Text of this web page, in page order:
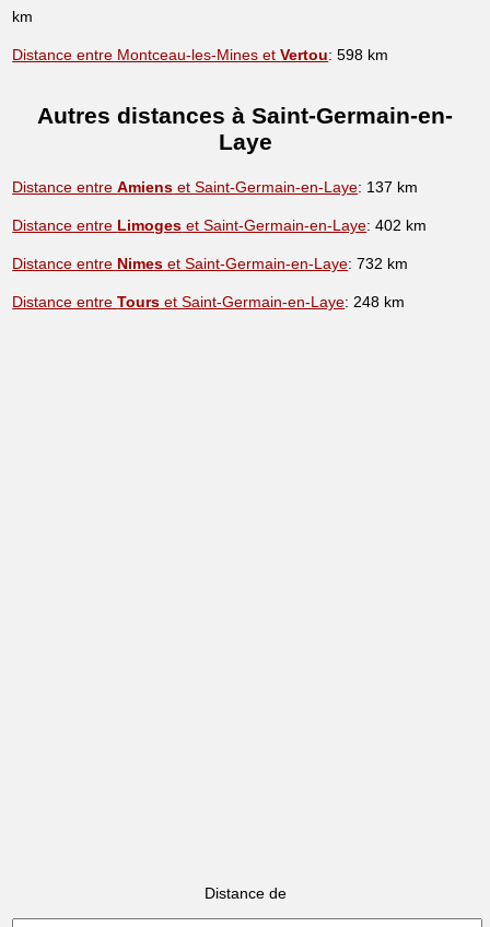
km
Distance entre Montceau-les-Mines etVertou: 598 km
Autres distances à Saint-Germain-en-
Laye
Distance entreAmiens et Saint-Germain-en-Laye: 137 km
Distance entre Limoges et Saint-Germain-en-Laye: 402 km
Distance entre Nimes et Saint-Germain-en-Laye: 732 km
Distance entreTours et Saint-Germain-en-Laye: 248 km
Distance de